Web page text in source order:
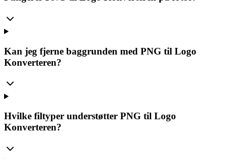
Kan jeg fjerne baggrunden med PNG til Logo
Konverteren?
Hvilke filtyper understøtter PNG til Logo
Konverteren?